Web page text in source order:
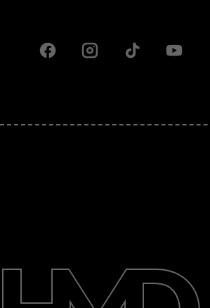
Υποστήριξη
FacebookInstagramTiktok